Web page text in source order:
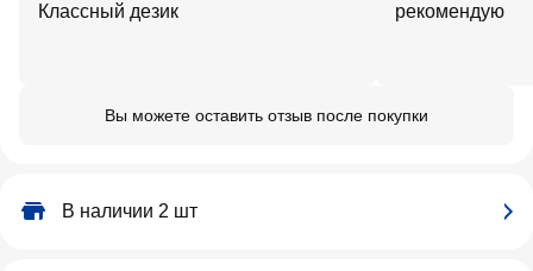
Классный дезик рекомендую
Вы можете оставить отзыв после покупки
В наличии 2 шт